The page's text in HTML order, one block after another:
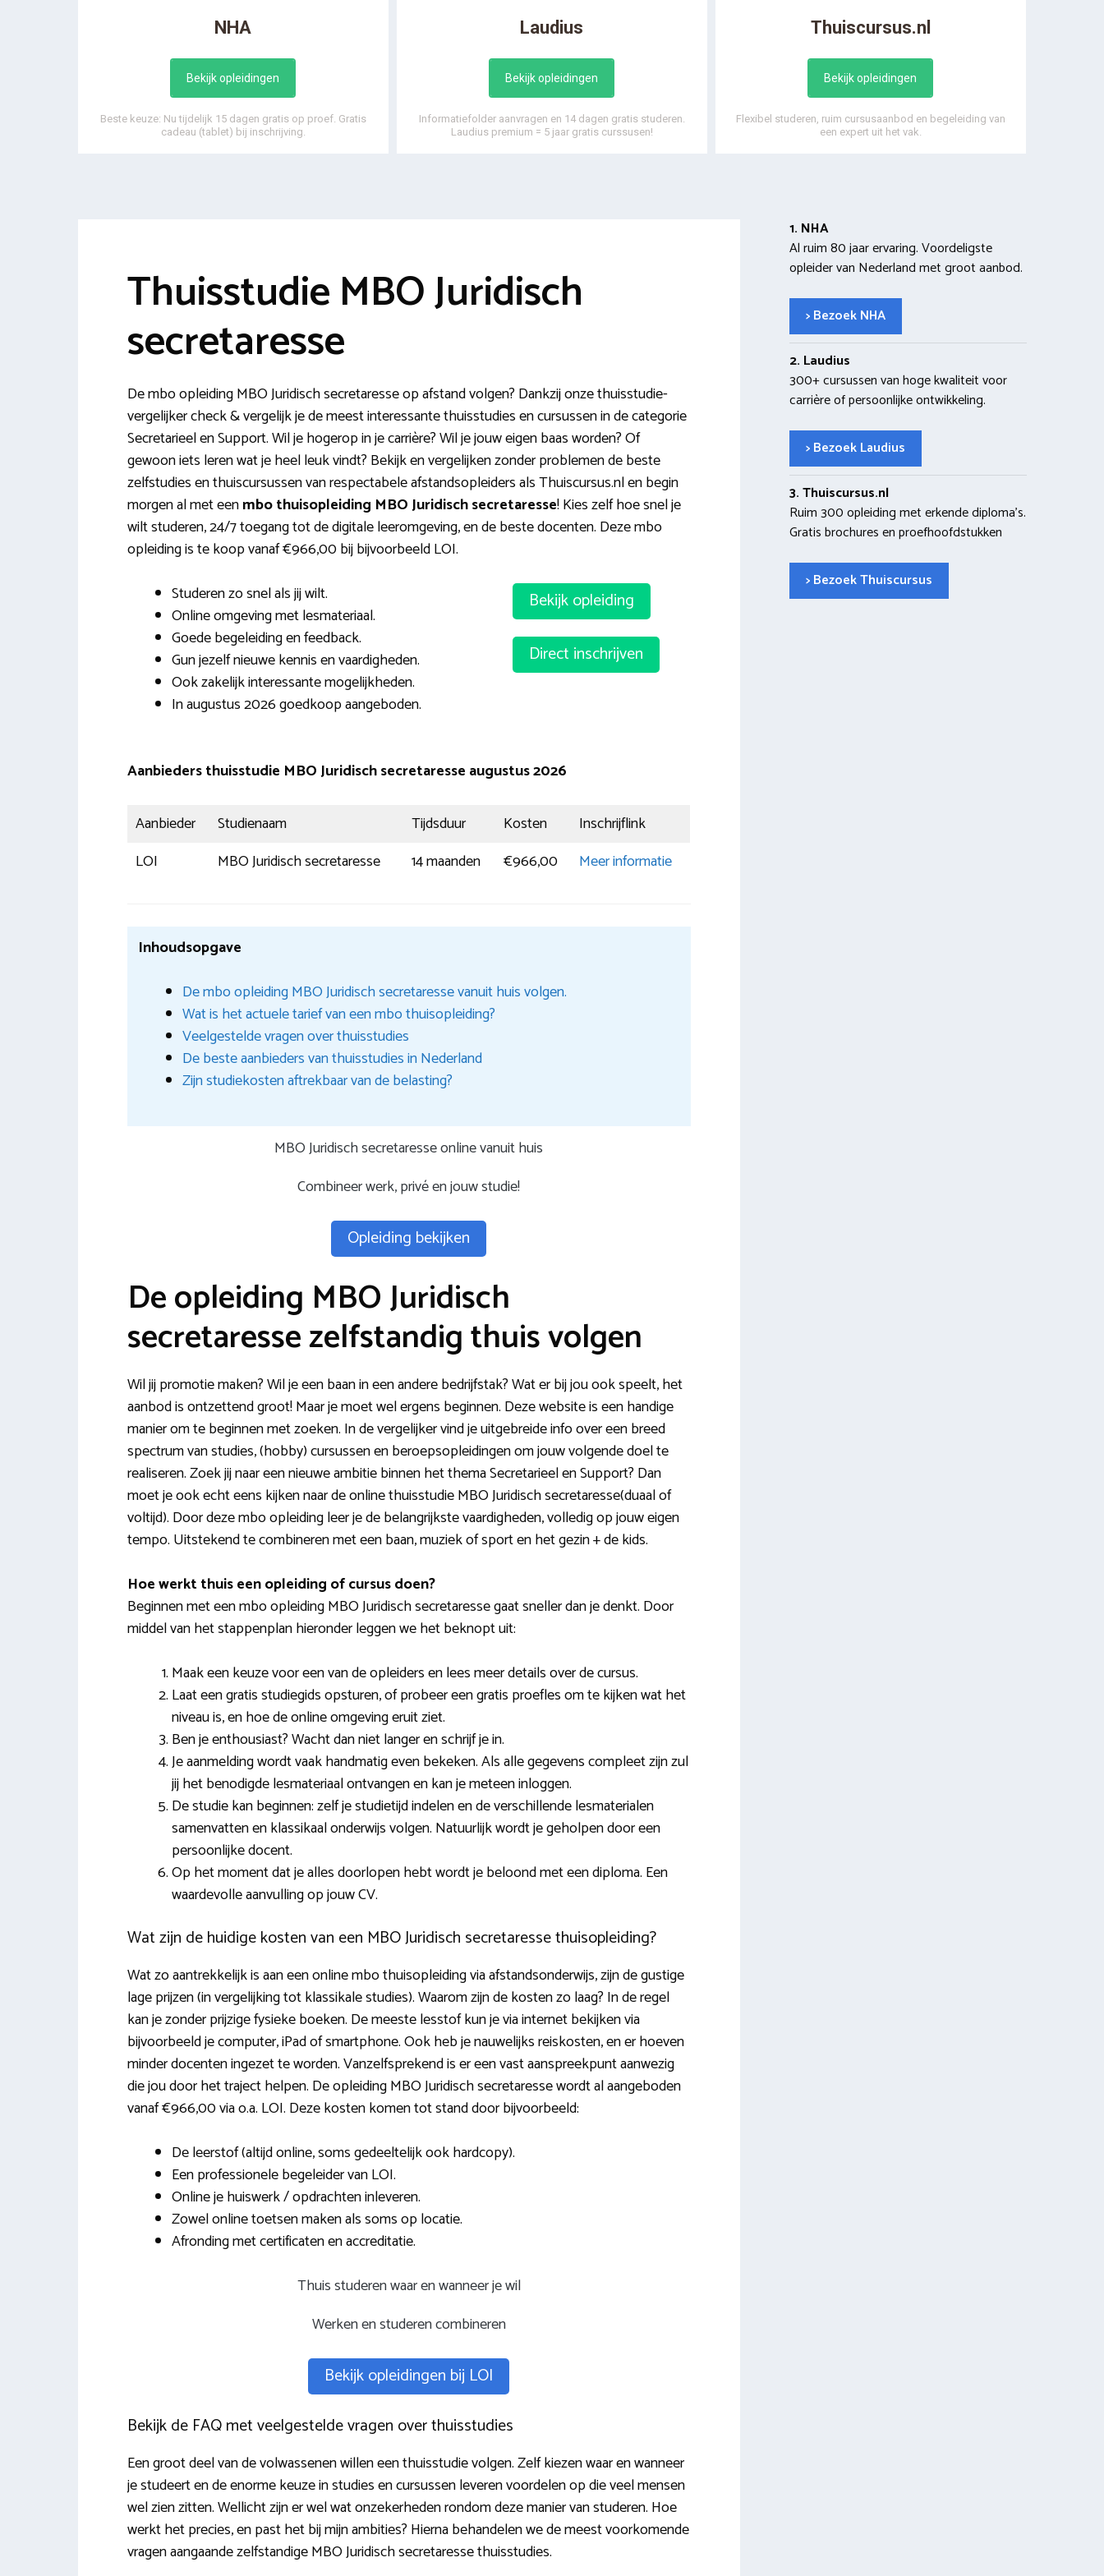
NHA
Bekijk opleidingen
Beste keuze: Nu tijdelijk 15 dagen gratis op proef. Gratis
cadeau (tablet) bij inschrijving.
Laudius
Bekijk opleidingen
Informatiefolder aanvragen en 14 dagen gratis studeren.
Laudius premium = 5 jaar gratis curssusen!
Thuiscursus.nl
Bekijk opleidingen
Flexibel studeren, ruim cursusaanbod en begeleiding van
een expert uit het vak.
Thuisstudie MBO Juridisch
secretaresse
De mbo opleiding MBO Juridisch secretaresse op afstand volgen? Dankzij onze thuisstudie-
vergelijker check & vergelijk je de meest interessante thuisstudies en cursussen in de categorie
Secretarieel en Support. Wil je hogerop in je carrière? Wil je jouw eigen baas worden? Of
gewoon iets leren wat je heel leuk vindt? Bekijk en vergelijken zonder problemen de beste
zelfstudies en thuiscursussen van respectabele afstandsopleiders als Thuiscursus.nl en begin
morgen al met eenmbo thuisopleiding MBO Juridisch secretaresse! Kies zelf hoe snel je
wilt studeren, 24/7 toegang tot de digitale leeromgeving, en de beste docenten. Deze mbo
opleiding is te koop vanaf €966,00 bij bijvoorbeeld LOI.
Studeren zo snel als jij wilt.
Online omgeving met lesmateriaal.
Goede begeleiding en feedback.
Gun jezelf nieuwe kennis en vaardigheden.
Ook zakelijk interessante mogelijkheden.
In augustus 2026 goedkoop aangeboden.
Bekijk opleiding
Direct inschrijven
Aanbieders thuisstudie MBO Juridisch secretaresse augustus 2026
Aanbieder Studienaam Tijdsduur Kosten
Inschrijflink
LOI
MBO Juridisch secretaresse 14 maanden €966,00 Meer informatie
Inhoudsopgave
De mbo opleiding MBO Juridisch secretaresse vanuit huis volgen.
Wat is het actuele tarief van een mbo thuisopleiding?
Veelgestelde vragen over thuisstudies
De beste aanbieders van thuisstudies in Nederland
Zijn studiekosten aftrekbaar van de belasting?
MBO Juridisch secretaresse online vanuit huis
Combineer werk, privé en jouw studie!
Opleiding bekijken
De opleiding MBO Juridisch
secretaresse zelfstandig thuis volgen
Wil jij promotie maken? Wil je een baan in een andere bedrijfstak? Wat er bij jou ook speelt, het
aanbod is ontzettend groot! Maar je moet wel ergens beginnen. Deze website is een handige
manier om te beginnen met zoeken. In de vergelijker vind je uitgebreide info over een breed
spectrum van studies, (hobby) cursussen en beroepsopleidingen om jouw volgende doel te
realiseren. Zoek jij naar een nieuwe ambitie binnen het thema Secretarieel en Support? Dan
moet je ook echt eens kijken naar de online thuisstudie MBO Juridisch secretaresse(duaal of
voltijd). Door deze mbo opleiding leer je de belangrijkste vaardigheden, volledig op jouw eigen
tempo. Uitstekend te combineren met een baan, muziek of sport en het gezin + de kids.
Hoe werkt thuis een opleiding of cursus doen?
Beginnen met een mbo opleiding MBO Juridisch secretaresse gaat sneller dan je denkt. Door
middel van het stappenplan hieronder leggen we het beknopt uit:
Maak een keuze voor een van de opleiders en lees meer details over de cursus.
Laat een gratis studiegids opsturen, of probeer een gratis proefles om te kijken wat het
niveau is, en hoe de online omgeving eruit ziet.
Ben je enthousiast? Wacht dan niet langer en schrijf je in.
Je aanmelding wordt vaak handmatig even bekeken. Als alle gegevens compleet zijn zul
jij het benodigde lesmateriaal ontvangen en kan je meteen inloggen.
De studie kan beginnen: zelf je studietijd indelen en de verschillende lesmaterialen
samenvatten en klassikaal onderwijs volgen. Natuurlijk wordt je geholpen door een
persoonlijke docent.
Op het moment dat je alles doorlopen hebt wordt je beloond met een diploma. Een
waardevolle aanvulling op jouw CV.
Wat zijn de huidige kosten van een MBO Juridisch secretaresse thuisopleiding?
Wat zo aantrekkelijk is aan een online mbo thuisopleiding via afstandsonderwijs, zijn de gustige
lage prijzen (in vergelijking tot klassikale studies). Waarom zijn de kosten zo laag? In de regel
kan je zonder prijzige fysieke boeken. De meeste lesstof kun je via internet bekijken via
bijvoorbeeld je computer, iPad of smartphone. Ook heb je nauwelijks reiskosten, en er hoeven
minder docenten ingezet te worden. Vanzelfsprekend is er een vast aanspreekpunt aanwezig
die jou door het traject helpen. De opleiding MBO Juridisch secretaresse wordt al aangeboden
vanaf €966,00 via o.a. LOI. Deze kosten komen tot stand door bijvoorbeeld:
De leerstof (altijd online, soms gedeeltelijk ook hardcopy).
Een professionele begeleider van LOI.
Online je huiswerk / opdrachten inleveren.
Zowel online toetsen maken als soms op locatie.
Afronding met certificaten en accreditatie.
Thuis studeren waar en wanneer je wil
Werken en studeren combineren
Bekijk opleidingen bij LOI
Bekijk de FAQ met veelgestelde vragen over thuisstudies
Een groot deel van de volwassenen willen een thuisstudie volgen. Zelf kiezen waar en wanneer
je studeert en de enorme keuze in studies en cursussen leveren voordelen op die veel mensen
wel zien zitten. Wellicht zijn er wel wat onzekerheden rondom deze manier van studeren. Hoe
werkt het precies, en past het bij mijn ambities? Hierna behandelen we de meest voorkomende
vragen aangaande zelfstandige MBO Juridisch secretaresse thuisstudies.
1. NHA
Al ruim 80 jaar ervaring. Voordeligste
opleider van Nederland met groot aanbod.
> Bezoek NHA
2. Laudius
300+ cursussen van hoge kwaliteit voor
carrière of persoonlijke ontwikkeling.
> Bezoek Laudius
3. Thuiscursus.nl
Ruim 300 opleiding met erkende diploma’s.
Gratis brochures en proefhoofdstukken
> Bezoek Thuiscursus